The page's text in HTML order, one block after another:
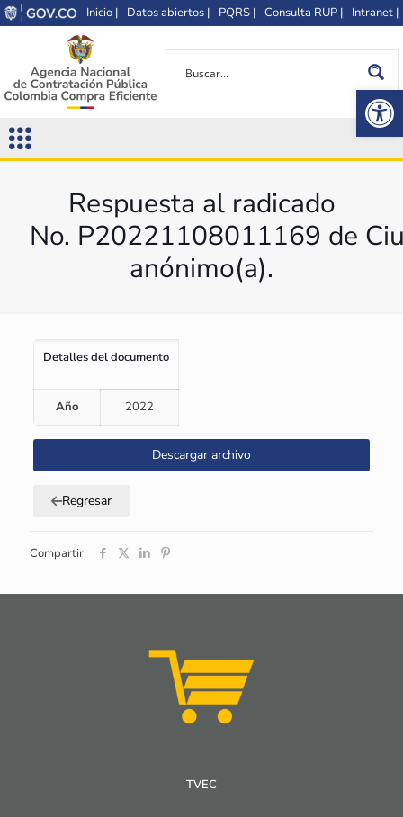
Inicio | Datos abiertos | PQRS | Consulta RUP | Intranet |
Respuesta al radicado
No. P20221108011169 de
anónimo(a).
Detalles del documento
Año 2022
Descargar archivo
Regresar
Compartir
TVEC